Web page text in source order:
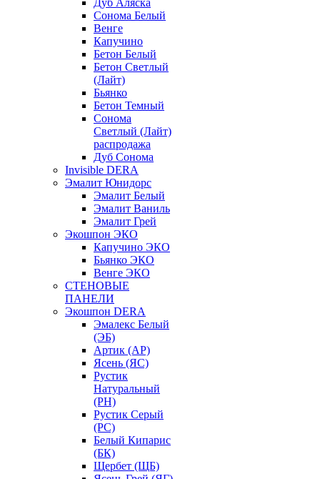
Дуб Аляска
Сонома Белый
Венге
Капучино
Бетон Белый
Бетон Светлый
(Лайт)
Бьянко
Бетон Темный
Сонома
Светлый (Лайт)
распродажа
Дуб Сонома
Invisible DERA
Эмалит Юнидорс
Эмалит Белый
Эмалит Ваниль
Эмалит Грей
Экошпон ЭКО
Капучино ЭКО
Бьянко ЭКО
Венге ЭКО
СТЕНОВЫЕ
ПАНЕЛИ
Экошпон DERA
Эмалекс Белый
(ЭБ)
Артик (АР)
Ясень (ЯС)
Рустик
Натуральный
(РН)
Рустик Серый
(РС)
Белый Кипарис
(БК)
Щербет (ЩБ)